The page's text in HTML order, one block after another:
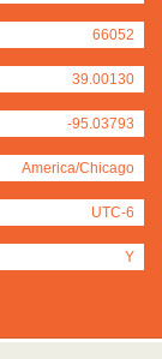
66052
39.00130
-95.03793
America/Chicago
UTC-6
Y